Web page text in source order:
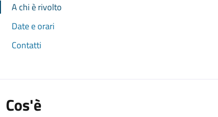
A chi è rivolto
Date e orari
Contatti
Cos'è